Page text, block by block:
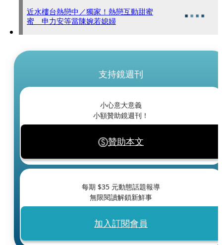
近水樓台熱戀中／獨家！熱戀互動甜蜜
蜜 申力安等當陳婉若媳婦
支持鏡週刊
小心意大意義
小額贊助鏡週刊！
贊助本文
每期 $35 元動態話題報導
無限閱讀解鎖新鮮事
加入訂閱會員